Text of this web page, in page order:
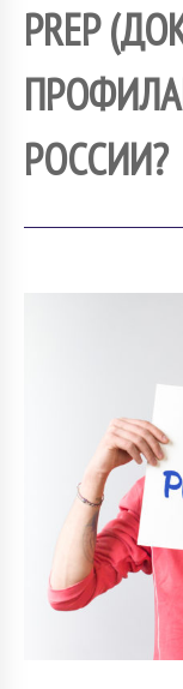
PREP
РОССИИ?